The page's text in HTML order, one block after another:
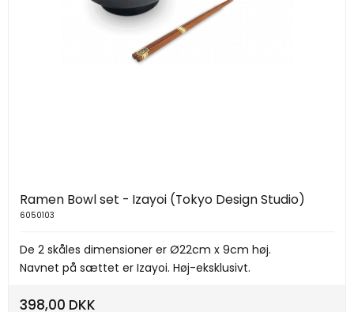
Ramen Bowl set - Izayoi (Tokyo Design Studio)
6050103
De 2 skåles dimensioner er Ø22cm x 9cm høj.
Navnet på sættet er Izayoi. Høj-eksklusivt.
398,00 DKK